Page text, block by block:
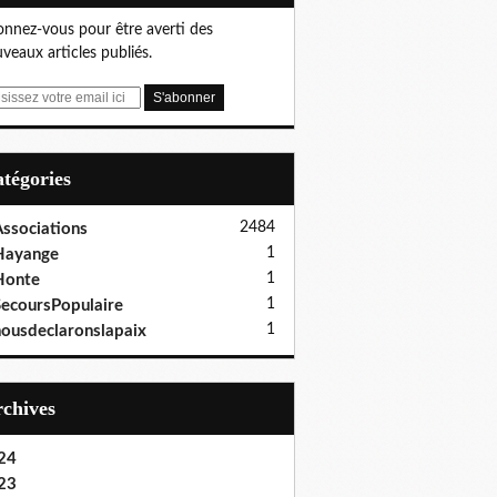
vous pour être averti des
articles publiés.
2484
1
1
1
1